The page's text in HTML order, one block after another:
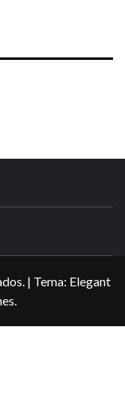
| Tema: Elegant
.